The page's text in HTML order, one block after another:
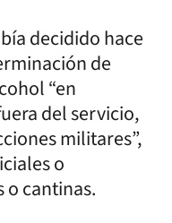
decidido hace
de
“en
del servicio,
militares”,
o
o cantinas.